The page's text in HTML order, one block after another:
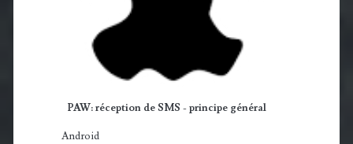
PAW: réception de SMS - principe général
Android